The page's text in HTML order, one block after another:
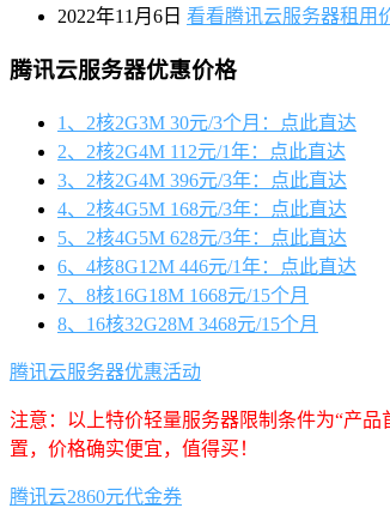
2022年11月6日 看看腾讯云服务器租用
腾讯云服务器优惠价格
1、2核2G3M 30元/3个月：点此直达
2、2核2G4M 112元/1年：点此直达
3、2核2G4M 396元/3年：点此直达
4、2核4G5M 168元/3年：点此直达
5、2核4G5M 628元/3年：点此直达
6、4核8G12M 446元/1年：点此直达
7、8核16G18M 1668元/15个月
8、16核32G28M 3468元/15个月
腾讯云服务器优惠活动
注意：以上特价轻量服务器限制条件为“产
置，价格确实便宜，值得买！
腾讯云2860元代金券